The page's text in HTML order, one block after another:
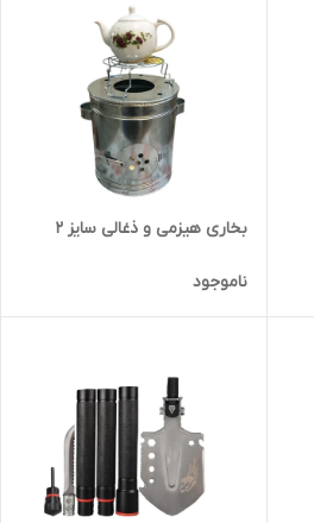
بخاری هیزمی و ذغالی سایز ۲
ناموجود